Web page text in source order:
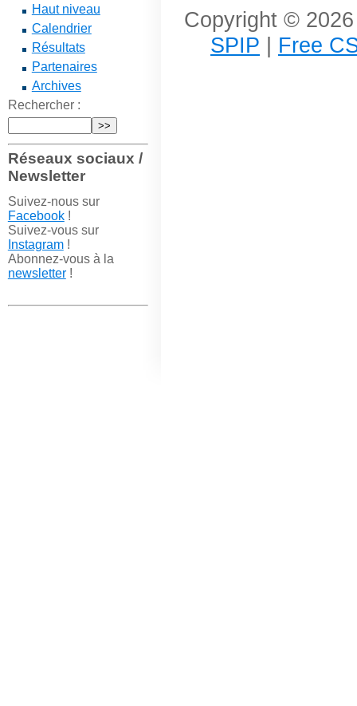
Haut niveau
Calendrier
Résultats
Partenaires
Archives
Rechercher :
Réseaux sociaux /
Newsletter
Suivez-nous sur
Facebook!
Suivez-vous sur
Instagram!
Abonnez-vous à la
newsletter!
Copyright ©
SPIP | Free